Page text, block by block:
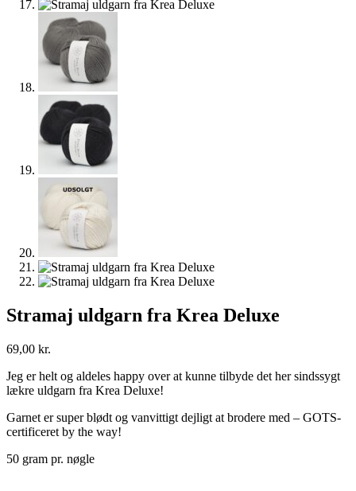
Stramaj uldgarn fra Krea Deluxe
69,00 kr.
Jeg er helt og aldeles happy over at kunne tilbyde det her sindssygt
lækre uldgarn fra Krea Deluxe!
Garnet er super blødt og vanvittigt dejligt at brodere med – GOTS-
certificeret by the way!
50 gram pr. nøgle